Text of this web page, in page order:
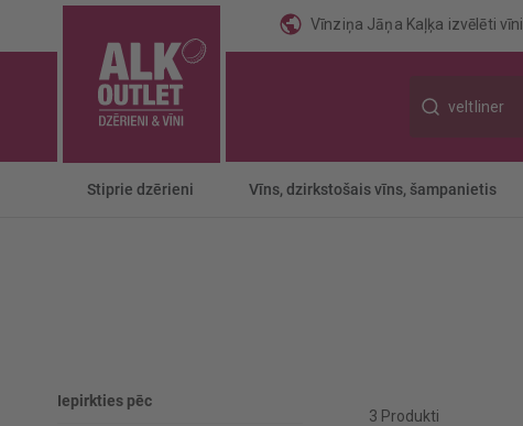
Vīnziņa Jāņa Kaļķa izvēlēti vīni
Stiprie dzērieni Vīns, dzirkstošais vīns, šampanietis
3 Produkti
Iepirkties pēc